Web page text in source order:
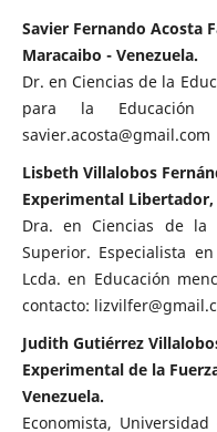
Savier Fernando Acosta
Maracaibo - Venezuela.
Dr. en Ciencias de la
para la Educación
savier.acosta@gmail.com
Lisbeth Villalobos
Experimental Libertador,
Dra. en Ciencias de la
Superior. Especialista
Lcda. en Educación
contacto:
Judith Gutiérrez
Experimental de la
Venezuela.
Economista,